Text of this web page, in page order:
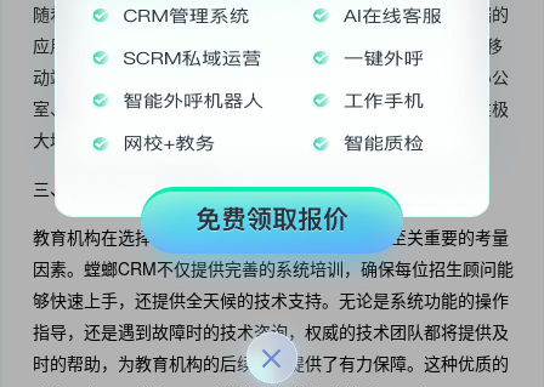
随着移动互联网的发展，越来越多的教育机构开始重视移动端的
应用。螳螂CRM系统不仅支持PC端的操作，还开发了强大的移
动端应用，使得招生顾问可以随时随地管理线索，无论是在办公
室、出差途中还是参加外部活动，都能高效工作。这种灵活性极
大地提升了招生团队的工作效率，确保招生工作进展顺利。
三、培训和支持
教育机构在选择任何管理系统时，培训和支持是至关重要的考量
因素。螳螂CRM不仅提供完善的系统培训，确保每位招生顾问能
够快速上手，还提供全天候的技术支持。无论是系统功能的操作
指导，还是遇到故障时的技术咨询，权威的技术团队都将提供及
时的帮助，为教育机构的后续使用提供了有力保障。这种优质的